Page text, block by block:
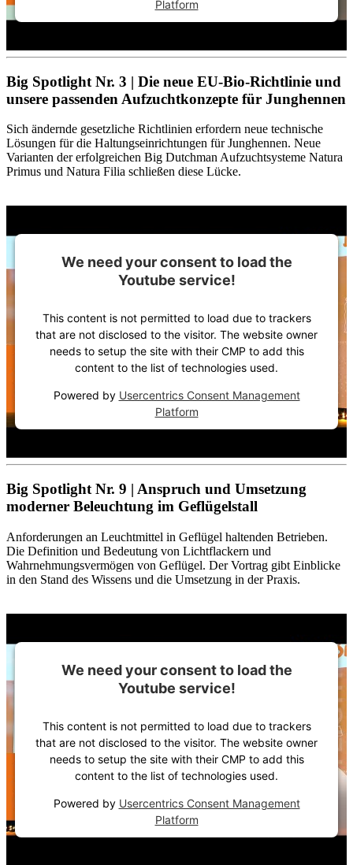
Platform
Big Spotlight Nr. 3 | Die neue EU-Bio-Richtlinie und
unsere passenden Aufzuchtkonzepte für Junghennen
Sich ändernde gesetzliche Richtlinien erfordern neue technische
Lösungen für die Haltungseinrichtungen für Junghennen. Neue
Varianten der erfolgreichen Big Dutchman Aufzuchtsysteme Natura
Primus und Natura Filia schließen diese Lücke.
We need your consent to load the
Youtube service!
This content is not permitted to load due to trackers
that are not disclosed to the visitor. The website owner
needs to setup the site with their CMP to add this
content to the list of technologies used.
Powered by Usercentrics Consent Management
Platform
Big Spotlight Nr. 9 | Anspruch und Umsetzung
moderner Beleuchtung im Geflügelstall
Anforderungen an Leuchtmittel in Geflügel haltenden Betrieben.
Die Definition und Bedeutung von Lichtflackern und
Wahrnehmungsvermögen von Geflügel. Der Vortrag gibt Einblicke
in den Stand des Wissens und die Umsetzung in der Praxis.
We need your consent to load the
Youtube service!
This content is not permitted to load due to trackers
that are not disclosed to the visitor. The website owner
needs to setup the site with their CMP to add this
content to the list of technologies used.
Powered by Usercentrics Consent Management
Platform